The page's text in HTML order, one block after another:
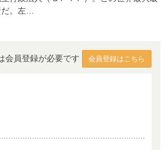
。左…
会員登録が必要です 会員登録はこちら